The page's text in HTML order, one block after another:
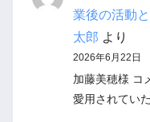
業後の活動
太郎 より
2026年6月22日
加藤美穂様 コ
愛用されてい